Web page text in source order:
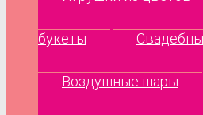
букеты
Воздушные шары